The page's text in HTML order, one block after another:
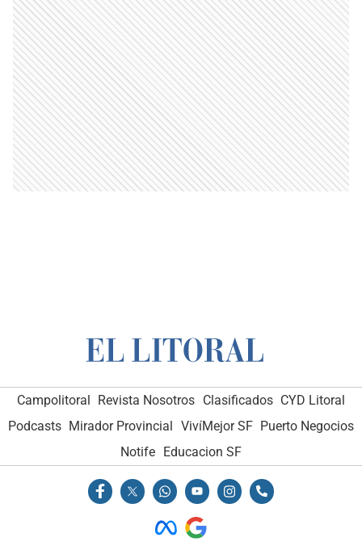
Campolitoral Revista Nosotros Clasificados CYD Litoral
Podcasts Mirador Provincial VivíMejor SF Puerto Negocios
Notife
Educacion SF